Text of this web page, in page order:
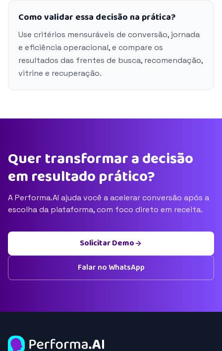
Como validar essa decisão na prática?
Use critérios mensuráveis de conversão, jornada
e eficiência operacional, e compare os
resultados das frentes de busca, recomendação,
vitrine e recuperação.
Quer transformar a decisão
em resultado prático?
A Performa.AI ajuda você a acelerar conversão após a
escolha da plataforma, com foco direto em receita.
Solicitar Demo
Falar no WhatsApp